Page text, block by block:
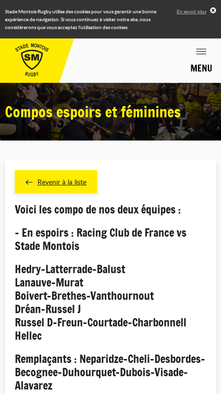
Stade Montois Rugby utilise des cookies pour vous garantir une bonne
expérience de navigation. Si vous continuez à visiter notre site, nous
considérerons que vous acceptez l'utilisation des cookies.
En savoir plus
MENU
Compos espoirs et féminines
Revenir à la liste
Voici les compo de nos deux équipes :
- En espoirs : Racing Club de France vs
Stade Montois
Hedry-Latterrade-Balust
Lanauve-Murat
Boivert-Brethes-Vanthournout
Dréan-Russel J
Russel D-Freun-Courtade-Charbonnell
Hellec
Remplaçants : Neparidze-Cheli-Desbordes-
Becognee-Duhourquet-Dubois-Visade-
Alavarez